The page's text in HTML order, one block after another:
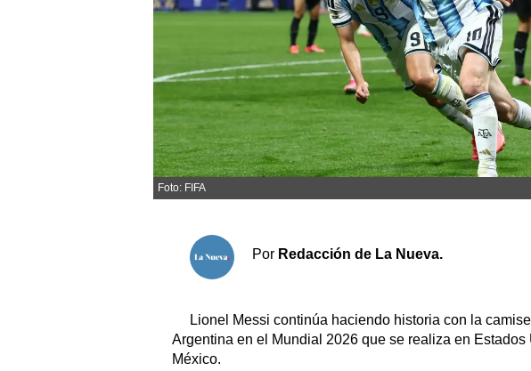
Sociedad y tiempo libre
Sociedad
Tecnología
Turismo
Salud
Es viral
El tiempo
Fúnebres
Clasificados
Suplementos
Servicios
Farmacias
Datos Útiles
Foto: FIFA
Por Redacción de La Nueva.
Lionel Messi continúa haciendo historia con la
Argentina en el Mundial 2026 que se realiza en Estados
México.